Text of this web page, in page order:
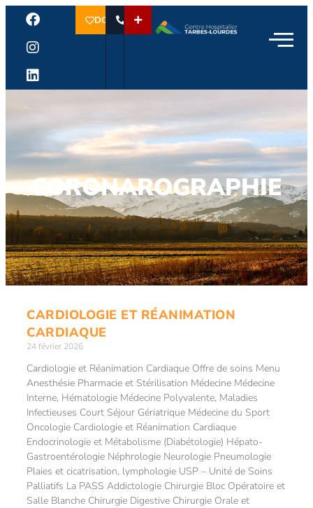
DON
CORONAROGRAPHIE
CARDIOLOGIE ET RÉANIMATION
CARDIAQUE
24 février 2026
Cardiologie et Réanimation Cardiaque Offre de soins Menu
Anesthésie Pharmacie et Stérilisation Médecine Médecine
Interne, Hématologie Médecine Polyvalente, Maladies
Infectieuses Court Séjour Gériatrique Médecine du Sport
Oncologie Cardiologie et Réanimation Cardiaque
Endocrinologie et Métabolisme (Diabétologie) Hépato-
Gastroentérologie Néphrologie Neurologie Pneumologie
Plaies et cicatrisation, lymphologie USP – Unité de Soins
Palliatifs La PASS Addictologie Chirurgie Bloc Opératoire et
Salle Blanche Chirurgie Digestive Chirurgie Orale et